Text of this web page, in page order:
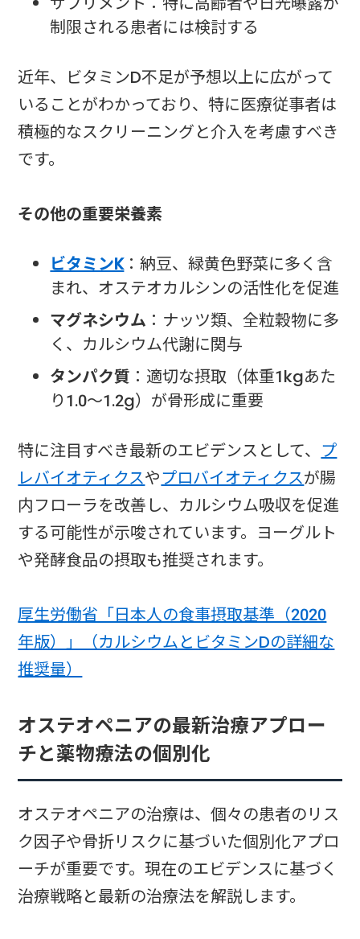
制限される患者には検討する
近年、ビタミンD不足が予想以上に広がって
いることがわかっており、特に医療従事者は
積極的なスクリーニングと介入を考慮すべき
です。
その他の重要栄養素
ビタミンK：納豆、緑黄色野菜に多く含
まれ、オステオカルシンの活性化を促進
マグネシウム ：ナッツ類、全粒穀物に多
く、カルシウム代謝に関与
タンパク質 ：適切な摂取（体重1kgあた
り1.0〜1.2g）が骨形成に重要
特に注目すべき最新のエビデンスとして、 プ
レバイオティクスやプロバイオティクスが腸
内フローラを改善し、カルシウム吸収を促進
する可能性が示唆されています。ヨーグルト
や発酵食品の摂取も推奨されます。
厚生労働省「日本人の食事摂取基準（2020
年版）」（カルシウムとビタミンDの詳細な
推奨量）
オステオペニアの最新治療アプロー
チと薬物療法の個別化
オステオペニアの治療は、個々の患者のリス
ク因子や骨折リスクに基づいた個別化アプロ
ーチが重要です。現在のエビデンスに基づく
治療戦略と最新の治療法を解説します。